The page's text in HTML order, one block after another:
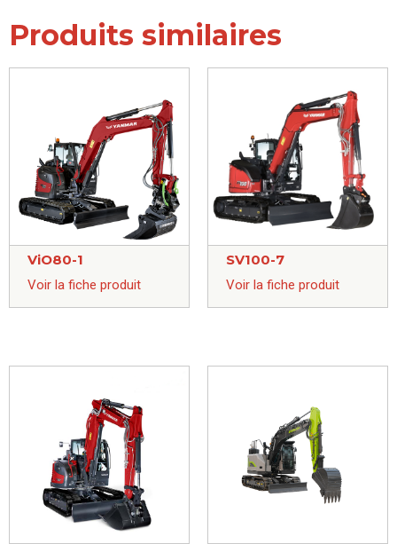
Produits similaires
ViO80-1
Voir la fiche produit
SV100-7
Voir la fiche produit